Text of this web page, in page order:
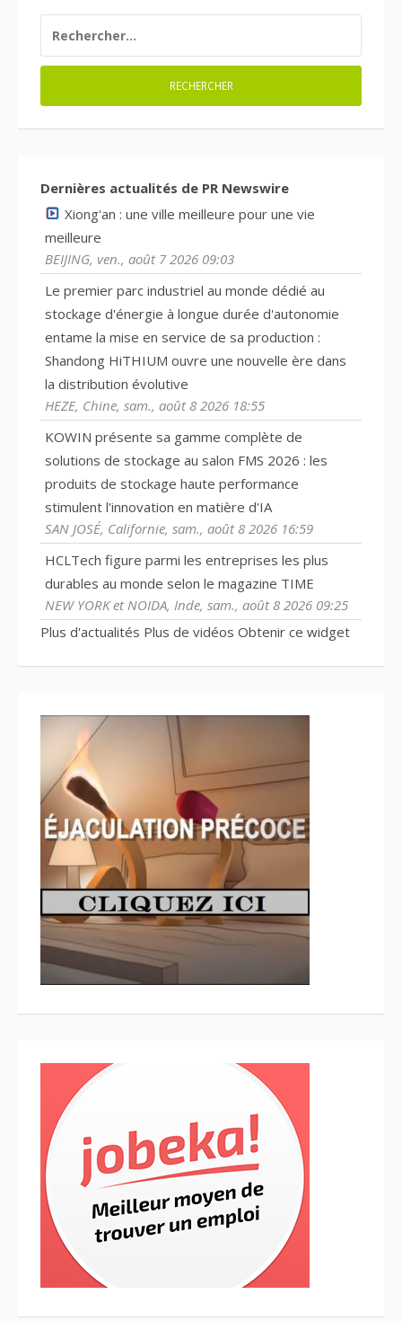
Dernières actualités de PR Newswire
Xiong'an : une ville meilleure pour une vie
meilleure
BEIJING, ven., août 7 2026 09:03
Le premier parc industriel au monde dédié au
stockage d'énergie à longue durée d'autonomie
entame la mise en service de sa production :
Shandong HiTHIUM ouvre une nouvelle ère dans
la distribution évolutive
HEZE, Chine, sam., août 8 2026 18:55
KOWIN présente sa gamme complète de
solutions de stockage au salon FMS 2026 : les
produits de stockage haute performance
stimulent l'innovation en matière d'IA
SAN JOSÉ, Californie, sam., août 8 2026 16:59
HCLTech figure parmi les entreprises les plus
durables au monde selon le magazine TIME
NEW YORK et NOIDA, Inde, sam., août 8 2026 09:25
Plus d'actualités Plus de vidéos Obtenir ce widget